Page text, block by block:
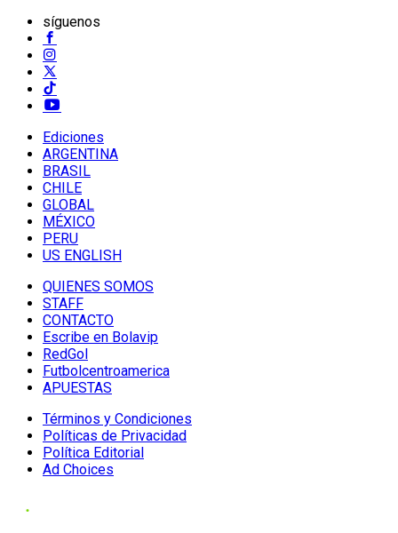
síguenos
Ediciones
ARGENTINA
BRASIL
CHILE
GLOBAL
MÉXICO
PERU
US ENGLISH
QUIENES SOMOS
STAFF
CONTACTO
Escribe en Bolavip
RedGol
Futbolcentroamerica
APUESTAS
Términos y Condiciones
Políticas de Privacidad
Política Editorial
Ad Choices